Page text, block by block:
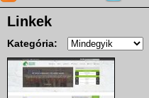
Linkek
Kategória: